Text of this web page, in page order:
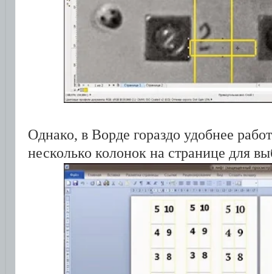
Однако, в Ворде гораздо удобнее
несколько колонок на странице для